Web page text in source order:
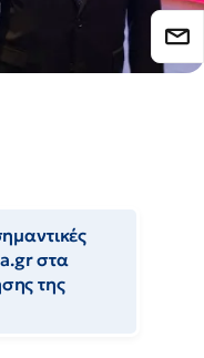
στα
της